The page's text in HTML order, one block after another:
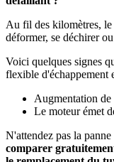
Au fil des kilomètres,
déformer, se déchirer
Voici quelques signes
flexible d'échappement
Augmentation de
Le moteur émet
N'attendez pas la
comparer